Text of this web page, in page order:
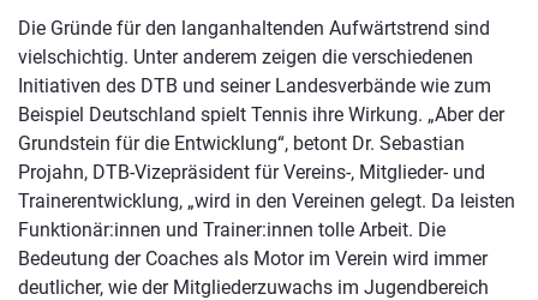
Die Gründe für den langanhaltenden Aufwärtstrend sind
vielschichtig. Unter anderem zeigen die verschiedenen
Initiativen des DTB und seiner Landesverbände wie zum
Beispiel Deutschland spielt Tennis ihre Wirkung. „Aber der
Grundstein für die Entwicklung“, betont Dr. Sebastian
Projahn, DTB-Vizepräsident für Vereins-, Mitglieder- und
Trainerentwicklung, „wird in den Vereinen gelegt. Da leisten
Funktionär:innen und Trainer:innen tolle Arbeit. Die
Bedeutung der Coaches als Motor im Verein wird immer
deutlicher, wie der Mitgliederzuwachs im Jugendbereich